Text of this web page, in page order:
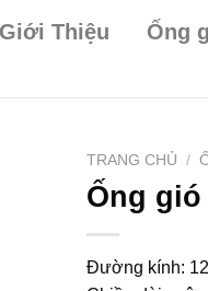
Giới Thiệu Ống
TRANG CHỦ /
Ống gió
Đường kính: